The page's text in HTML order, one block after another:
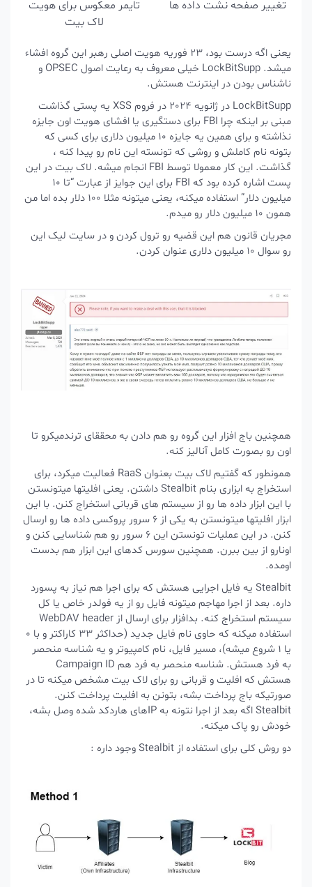
تغییر صفحه نشت داده ها
تایمر معکوس برای هویت
لاک بیت
یعنی اگه درست بود، 23 فوریه هویت اصلی رهبر این گروه افشاء
میشد. LockBitSupp خیلی معروف به رعایت اصول OPSEC و
ناشناس بودن در اینترنت هستش.
LockBitSupp در ژانویه 2024 در فروم XSS یه پستی گذاشت
مبنی بر اینکه چرا FBI برای دستگیری یا افشای هویت اون جایزه
نذاشته و برای همین یه جایزه 10 میلیون دلاری برای کسی که
بتونه نام کاملش و روشی که تونسته این نام رو پیدا کنه ،
گذاشت. این کار معمولا توسط FBI انجام میشه. لاک بیت در این
پست اشاره کرده بود که FBI برای این جوایز از عبارت “تا 10
میلیون دلار” استفاده میکنه، یعنی میتونه مثلا 100 دلار بده اما من
همون 10 میلیون دلار رو میدم.
مجریان قانون هم این قضیه رو ترول کردن و در سایت لیک این
رو سوال 10 میلیون دلاری عنوان کردن.
همچنین باج افزار این گروه رو هم دادن به محققای ترندمیکرو تا
اون رو بصورت کامل آنالیز کنه.
همونطور که گفتیم لاک بیت بعنوان RaaS فعالیت میکرد، برای
استخراج به ابزاری بنام Stealbit داشتن. یعنی افلیتها میتونستن
با این ابزار داده ها رو از سیستم های قربانی استخراج کنن. با این
ابزار افلیتها میتونستن به یکی از 6 سرور پروکسی داده ها رو ارسال
کنن. در این عملیات تونستن این 6 سرور رو هم شناسایی کنن و
اونارو از بین ببرن. همچنین سورس کدهای این ابزار هم بدست
اومده.
Stealbit یه فایل اجرایی هستش که برای اجرا هم نیاز به پسورد
داره. بعد از اجرا مهاجم میتونه فایل رو از یه فولدر خاص یا کل
سیستم استخراج کنه. بدافزار برای ارسال از WebDAV header
استفاده میکنه که حاوی نام فایل جدید (حداکثر 33 کاراکتر و با 0
یا 1 شروع میشه)، مسیر فایل، نام کامپیوتر و یه شناسه منحصر
به فرد هستش. شناسه منحصر به فرد هم Campaign ID
هستش که افلیت و قربانی رو برای لاک بیت مشخص میکنه تا در
صورتیکه باج پرداخت بشه، بتونن به افلیت پرداخت کنن.
Stealbit اگه بعد از اجرا نتونه به IPهای هاردکد شده وصل بشه،
خودش رو پاک میکنه.
دو روش کلی برای استفاده از Stealbit وجود داره :